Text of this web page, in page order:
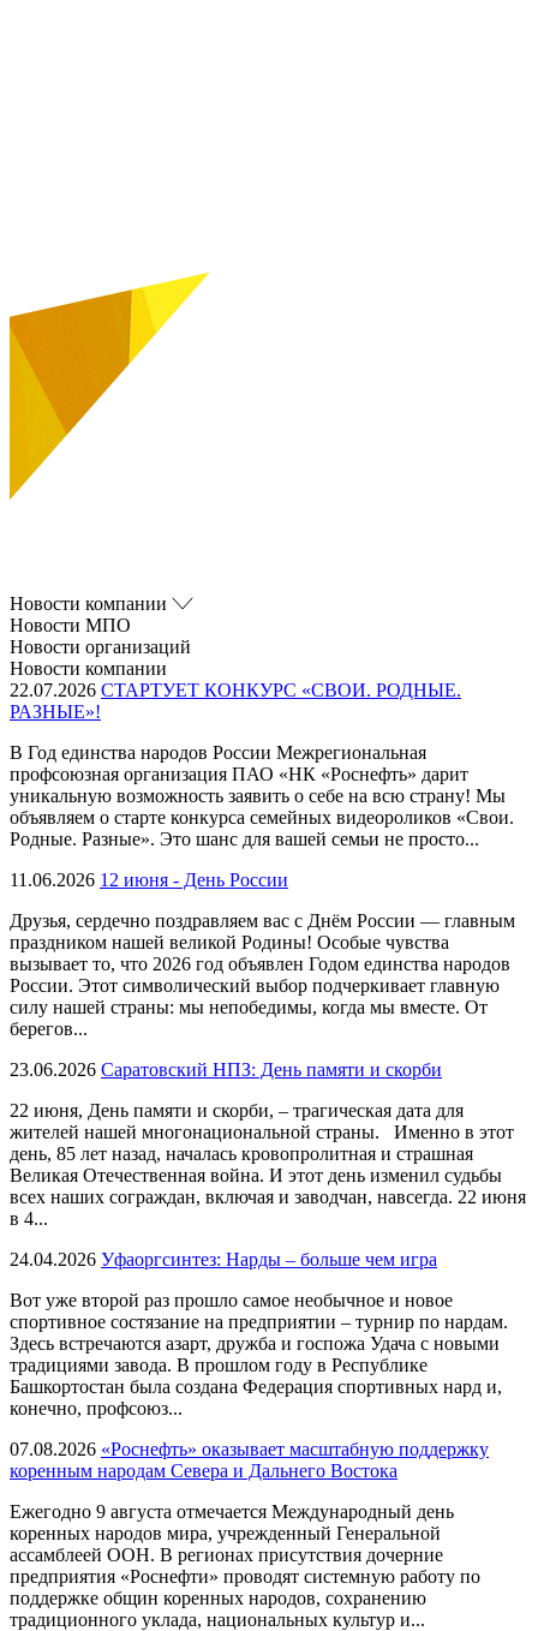
Новости компании
Новости МПО
Новости организаций
Новости компании
22.07.2026 СТАРТУЕТ КОНКУРС «СВОИ. РОДНЫЕ.
РАЗНЫЕ»!
В Год единства народов России Межрегиональная
профсоюзная организация ПАО «НК «Роснефть» дарит
уникальную возможность заявить о себе на всю страну! Мы
объявляем о старте конкурса семейных видеороликов «Свои.
Родные. Разные». Это шанс для вашей семьи не просто...
11.06.2026 12 июня - День России
Друзья, сердечно поздравляем вас с Днём России — главным
праздником нашей великой Родины! Особые чувства
вызывает то, что 2026 год объявлен Годом единства народов
России. Этот символический выбор подчеркивает главную
силу нашей страны: мы непобедимы, когда мы вместе. От
берегов...
23.06.2026 Саратовский НПЗ: День памяти и скорби
22 июня, День памяти и скорби, – трагическая дата для
жителей нашей многонациональной страны. Именно в этот
день, 85 лет назад, началась кровопролитная и страшная
Великая Отечественная война. И этот день изменил судьбы
всех наших сограждан, включая и заводчан, навсегда. 22 июня
в 4...
24.04.2026 Уфаоргсинтез: Нарды – больше чем игра
Вот уже второй раз прошло самое необычное и новое
спортивное состязание на предприятии – турнир по нардам.
Здесь встречаются азарт, дружба и госпожа Удача с новыми
традициями завода. В прошлом году в Республике
Башкортостан была создана Федерация спортивных нард и,
конечно, профсоюз...
07.08.2026 «Роснефть» оказывает масштабную поддержку
коренным народам Севера и Дальнего Востока
Ежегодно 9 августа отмечается Международный день
коренных народов мира, учрежденный Генеральной
ассамблеей ООН. В регионах присутствия дочерние
предприятия «Роснефти» проводят системную работу по
поддержке общин коренных народов, сохранению
традиционного уклада, национальных культур и...